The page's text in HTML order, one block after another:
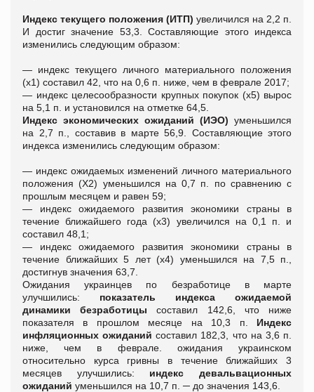
Индекс текущего положения (ИТП) увеличился на 2,2 п.
И достиг значение 53,3. Составляющие этого индекса
изменились следующим образом:
— индекс текущего личного материального положения
(х1) составил 42, что на 0,6 п. ниже, чем в феврале 2017;
— индекс целесообразности крупных покупок (х5) вырос
на 5,1 п. и установился на отметке 64,5.
Индекс экономических ожиданий (ИЭО) уменьшился
на 2,7 п., составив в марте 56,9. Составляющие этого
индекса изменились следующим образом:
— индекс ожидаемых изменений личного материального
положения (Х2) уменьшился на 0,7 п. по сравнению с
прошлым месяцем и равен 59;
— индекс ожидаемого развития экономики страны в
течение ближайшего года (х3) увеличился на 0,1 п. и
составил 48,1;
— индекс ожидаемого развития экономики страны в
течение ближайших 5 лет (х4) уменьшился на 7,5 п.,
достигнув значения 63,7.
Ожидания украинцев по безработице в марте
улучшились: показатель индекса ожидаемой
динамики безработицы составил 142,6, что ниже
показателя в прошлом месяце на 10,3 п. Индекс
инфляционных ожиданий составил 182,3, что на 3,6 п.
ниже, чем в феврале. ожидания украинском
относительно курса гривны в течение ближайших 3
месяцев улучшились: индекс девальвационных
ожиданий уменьшился на 10,7 п. ─ до значения 143,6.